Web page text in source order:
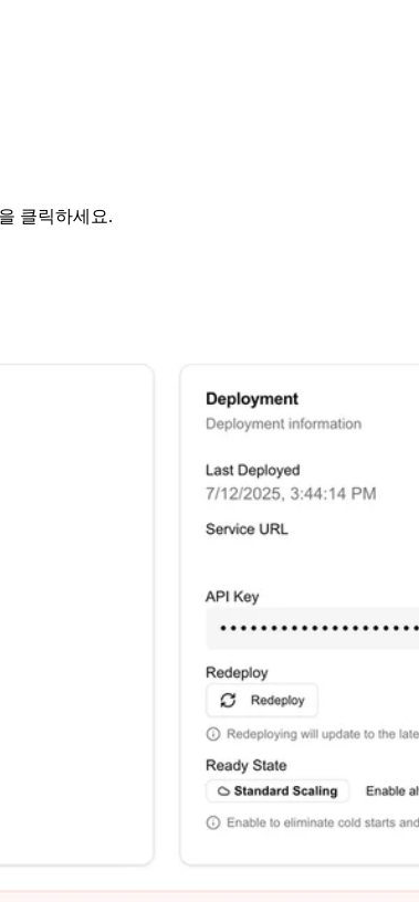
클릭하세요.